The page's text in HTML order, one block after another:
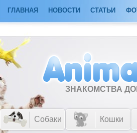
ГЛАВНАЯ НОВОСТИ СТАТЬИ
ЗНАКОМСТВА
Собаки Кошки